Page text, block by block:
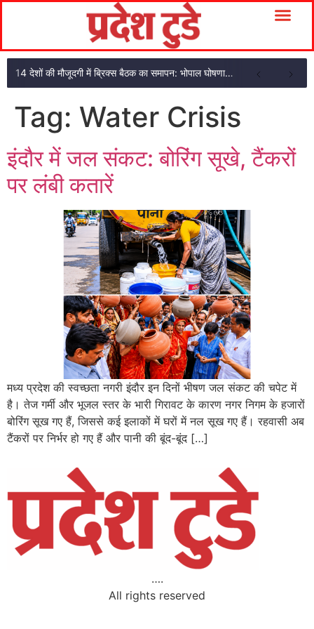
14 देशों की मौजूदगी में ब्रिक्स बैठक का समापन: भोपाल घोषणा पत्र अपनाया
Tag: Water Crisis
इंदौर में जल संकट: बोरिंग सूखे, टैंकरों
पर लंबी कतारें
मध्य प्रदेश की स्वच्छता नगरी इंदौर इन दिनों भीषण जल संकट की चपेट में
है। तेज गर्मी और भूजल स्तर के भारी गिरावट के कारण नगर निगम के हजारों
बोरिंग सूख गए हैं, जिससे कई इलाकों में घरों में नल सूख गए हैं। रहवासी अब
टैंकरों पर निर्भर हो गए हैं और पानी की बूंद-बूंद […]
….
All rights reserved